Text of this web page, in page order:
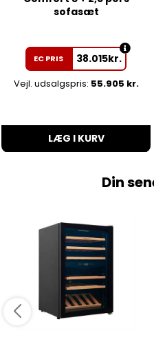
sofasæt
EC PRIS 38.015kr.
Vejl. udsalgspris: 55.905 kr.
LÆG I KURV
Din